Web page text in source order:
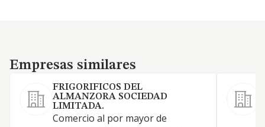
Empresas similares
Empresas similares
FRIGORIFICOS DEL
ALMANZORA SOCIEDAD
LIMITADA.
Comercio al por mayor de